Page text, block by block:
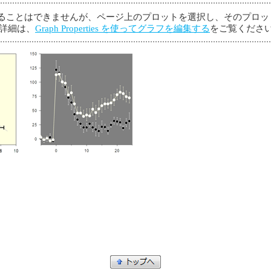
とはできませんが、ページ上のプロットを選択し、そのプロ
細は、 Graph Properties を使ってグラフを編集する をご覧くださ